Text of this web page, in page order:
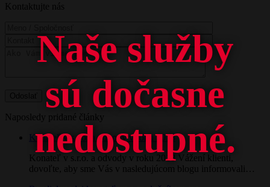
Naše služby
sú dočasne
nedostupné.
Kontaktujte nás
Naposledy pridané články
Konateľ v s.r.o. a odvody v roku 2018
Konateľ v s.r.o. a odvody v roku 2018 Vážení klienti,
dovoľte, aby sme Vás v nasledujúcom blogu informovali…